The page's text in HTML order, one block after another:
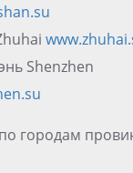
Shenzhen
городам